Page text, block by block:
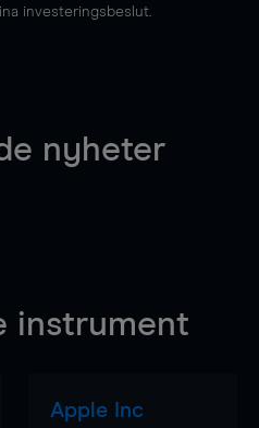
investeringsbeslut.
nyheter
instrument
Apple Inc